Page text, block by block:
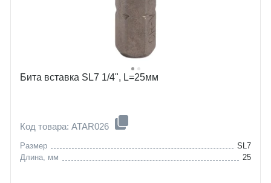
Бита вставка SL7 1/4", L=25мм
Код товара: ATAR026
Размер
SL7
Длина, мм
25